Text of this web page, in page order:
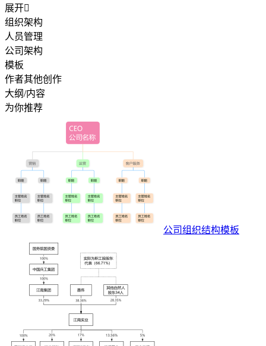
展开
组织架构
人员管理
公司架构
模板
作者其他创作
大纲/内容
为你推荐
公司组织结构模板